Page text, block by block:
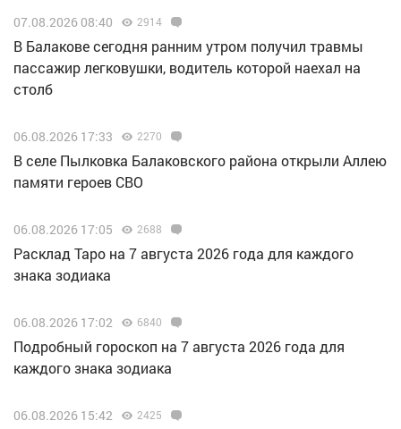
07.08.2026 08:40 2914
В Балакове сегодня ранним утром получил травмы
пассажир легковушки, водитель которой наехал на
столб
06.08.2026 17:33 2270
В селе Пылковка Балаковского района открыли Аллею
памяти героев СВО
06.08.2026 17:05 2688
Расклад Таро на 7 августа 2026 года для каждого
знака зодиака
06.08.2026 17:02 6840
Подробный гороскоп на 7 августа 2026 года для
каждого знака зодиака
06.08.2026 15:42 2425